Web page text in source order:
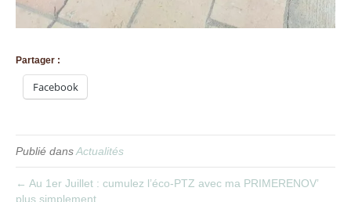
Partager :
Facebook
Publié dansActualités
← Au 1er Juillet : cumulez l’éco-PTZ avec ma PRIMERENOV’
plus simplement